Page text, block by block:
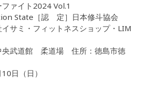
ファイト2024 Vol.1
State［認 定］日本修斗協会
イサミ・フィットネスショップ・LIM
央武道館 柔道場 住所：徳島市徳
日（日）